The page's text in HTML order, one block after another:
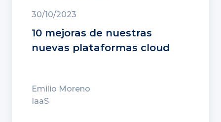
30/10/2023
10 mejoras de nuestras
nuevas plataformas cloud
Emilio Moreno
IaaS